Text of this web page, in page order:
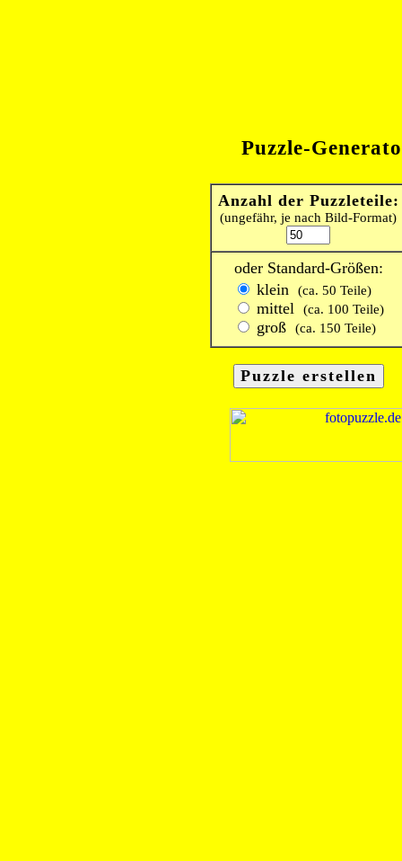
Puzzle-
Anzahl der Puzzleteile:
(ungefähr, je nach Bild-Format)
oder Standard-Größen:
klein
(ca. 50 Teile)
mittel (ca. 100 Teile)
groß (ca. 150 Teile)